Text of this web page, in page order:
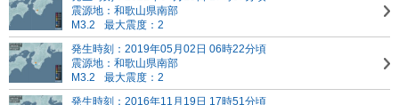
震源地：和歌山県南部
M3.2
最大震度：2
発生時刻：2019年05月02日 06時22分頃
震源地：和歌山県南部
M3.2
最大震度：2
発生時刻：2016年11月19日 17時51分頃